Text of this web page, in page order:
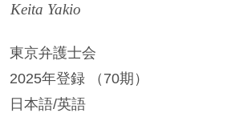
Keita Yakio
東京弁護士会
2025年登録 （70期）
日本語/英語